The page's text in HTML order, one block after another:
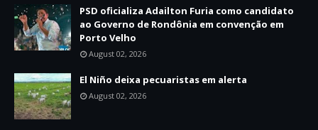
PSD oficializa Adailton Furia como candidato
ao Governo de Rondônia em convenção em
Porto Velho
August 02, 2026
El Niño deixa pecuaristas em alerta
August 02, 2026